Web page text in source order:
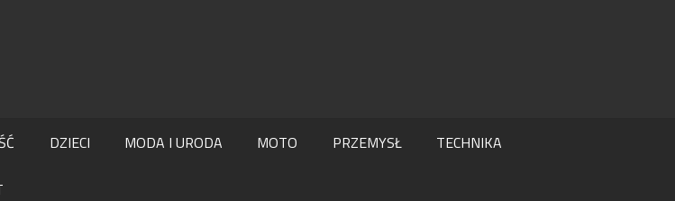
DZIECI MODA I URODA MOTO PRZEMYSŁ TECHNIKA